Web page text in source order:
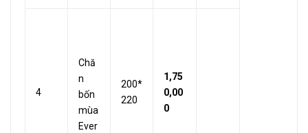
4
Chă
n
bốn
mùa
Ever
200*
220
1,75
0,00
0